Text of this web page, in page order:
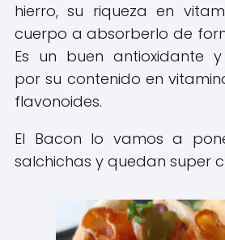
hierro, su riqueza en
cuerpo a absorberlo de
Es un buen antioxidante
por su contenido en
flavonoides.
El Bacon lo vamos a
salchichas y quedan super